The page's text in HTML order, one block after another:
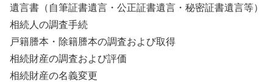
遺言書（自筆証書遺言・公正証書遺言・秘密証書遺言等）
相続人の調査手続
戸籍謄本・除籍謄本の調査および取得
相続財産の調査および評価
相続財産の名義変更